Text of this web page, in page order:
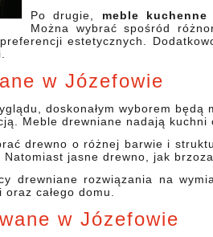
Po drugie, meble
Można wybrać spośród
estetycznych.
w Józefowie
doskonałym wyborem
Meble drewniane nadają kuchni
drewno o różnej barwie i
jasne drewno, jak
drewniane rozwiązania na
całego domu.
w Józefowie